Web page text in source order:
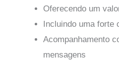
Oferecendo um
Incluindo uma forte
Acompanhamento
mensagens